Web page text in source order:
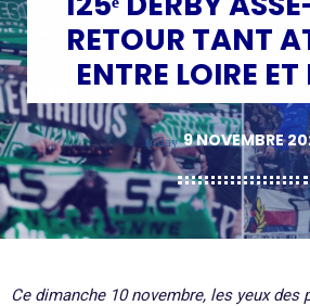
RETOUR TANT
ENTRE LOIRE
today 9 NOVEMBRE
Ce dimanche 10 novembre, les yeux